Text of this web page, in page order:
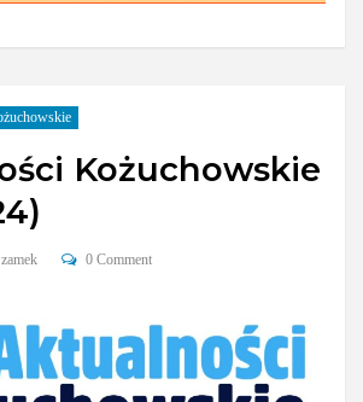
Kożuchowskie
zamek 0 Comment